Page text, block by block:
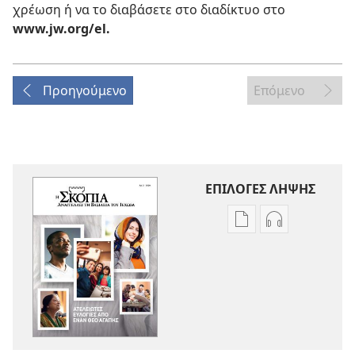
χρέωση ή να το διαβάσετε στο διαδίκτυο στο
www.jw.org/el.
Προηγούμενο Επόμενο
ΕΠΙΛΟΓΕΣ ΛΗΨΗΣ
ΕπιλογέςΕπιλογές